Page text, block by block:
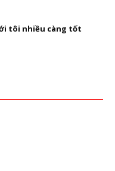
tôi nhiều càng tốt